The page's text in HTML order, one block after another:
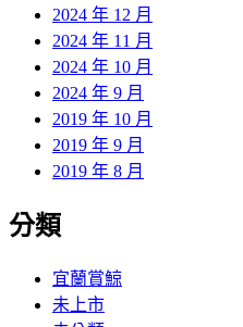
2024 年 12 月
2024 年 11 月
2024 年 10 月
2024 年 9 月
2019 年 10 月
2019 年 9 月
2019 年 8 月
分類
宜蘭賞鯨
未上市